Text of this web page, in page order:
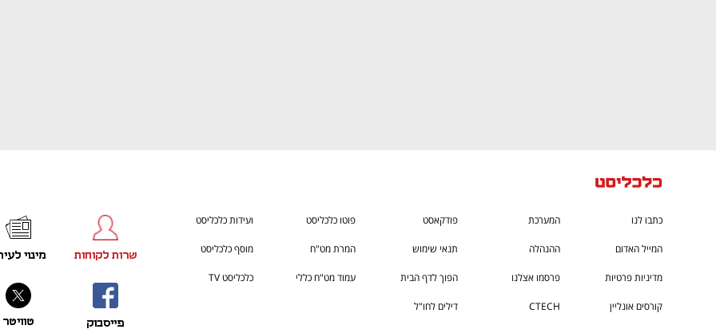
כתבו לנו המערכת פודקאסט פוטו כלכליסט ועידות כלכליסט
המייל האדום ההנהלה תנאי שימוש המרת מט"ח מוסף כלכליסט
מדיניות פרטיות פרסמו אצלנו הפוך לדף הבית עמוד מט"ח כללי כלכליסט TV
קורסים אונליין CTECH
דילים לחו"ל
פייסבוק
שרות לקוחות
טוויטר
מינוי